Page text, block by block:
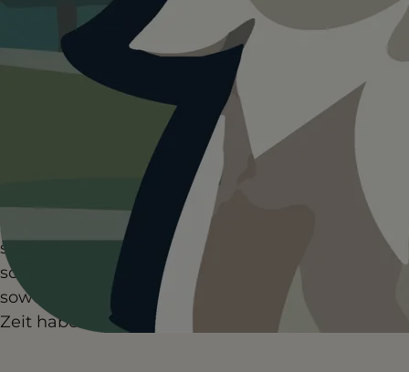
gemeinsam mit deinem vierbeinigen
Freund erleben kannst. Es ist eine
Gelegenheit für ihn, neue Gerüche zu
entdecken, sich zu bewegen und neue
Umgebungen zu erkunden. Gleichzeitig ist
es für dich eine Chance, die Bindung zu
deinem Haustier zu stärken und die Natur
aus einer neuen Perspektive zu sehen. In
diesem Artikel erfährst du, wie du einen
solchen Ausflug planst, worauf du achten
solltest und wie du sicherstellst, dass
sowohl du als auch dein Hund eine gute
Zeit haben.